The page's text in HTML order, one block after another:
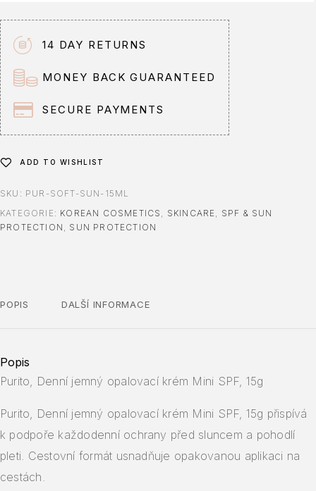
r
n
a
t
i
v
14 DAY RETURNS
MONEY BACK GUARANTEED
SECURE PAYMENTS
ADD TO WISHLIST
SKU: PUR-SOFT-SUN-15ML
KATEGORIE: KOREAN COSMETICS , SKINCARE, SPF & SUN
PROTECTION , SUN PROTECTION
POPIS DALŠÍ INFORMACE
Popis
Purito, Denní jemný opalovací krém Mini SPF, 15g
Purito, Denní jemný opalovací krém Mini SPF, 15g přispívá
k podpoře každodenní ochrany před sluncem a pohodlí
pleti. Cestovní formát usnadňuje opakovanou aplikaci na
cestách.